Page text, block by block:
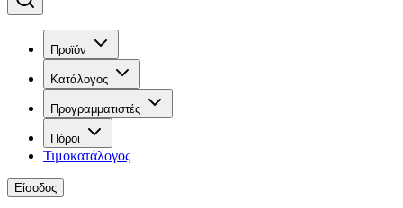
Προϊόν
Κατάλογος
Προγραμματιστές
Πόροι
Τιμοκατάλογος
Είσοδος